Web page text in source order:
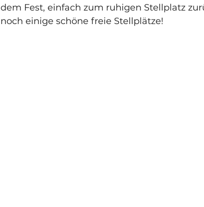
dem Fest, einfach zum ruhigen Stellplatz
noch einige schöne freie Stellplätze!